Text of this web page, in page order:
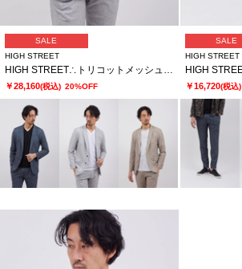
SALE
HIGH STREET
￥28,160(税込) 20%OFF
SALE
HIGH STREET
￥16,720(税込)